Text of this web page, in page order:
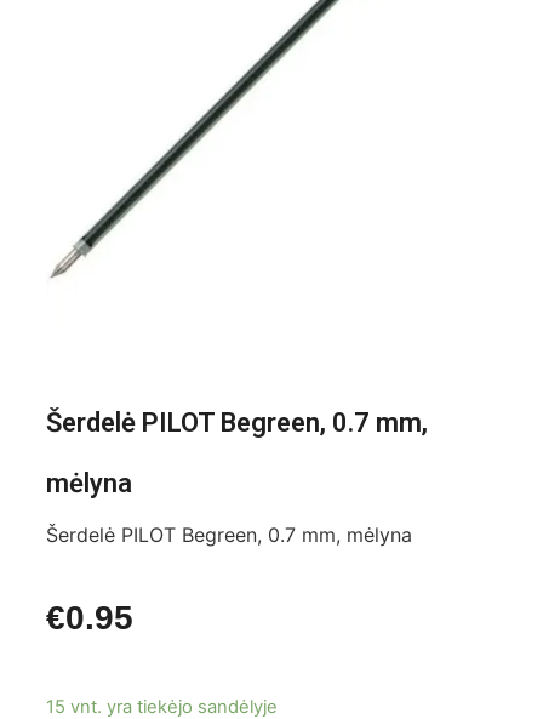
Šerdelė PILOT Begreen, 0.7 mm,
mėlyna
Šerdelė PILOT Begreen, 0.7 mm, mėlyna
€0.95
15 vnt. yra tiekėjo sandėlyje